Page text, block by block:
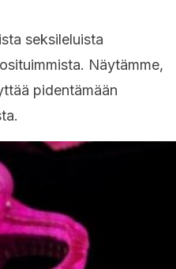
seksileluista
Näytämme,
pidentämään